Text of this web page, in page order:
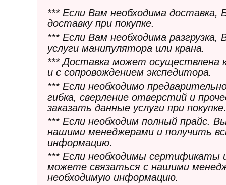
*** Если Вам необходима
доставку при покупке.
*** Если Вам необходима
услуги манипулятора или крана.
*** Доставка может осуществлена
и с сопровождением экспедитора.
*** Если необходимо
гибка, сверление отверстий и
заказать данные услуги при покупке.
*** Если необходим полный прайс.
нашими менеджерами и получить
информацию.
*** Если необходимы сертификаты
можете связаться с нашими
необходимую информацию.